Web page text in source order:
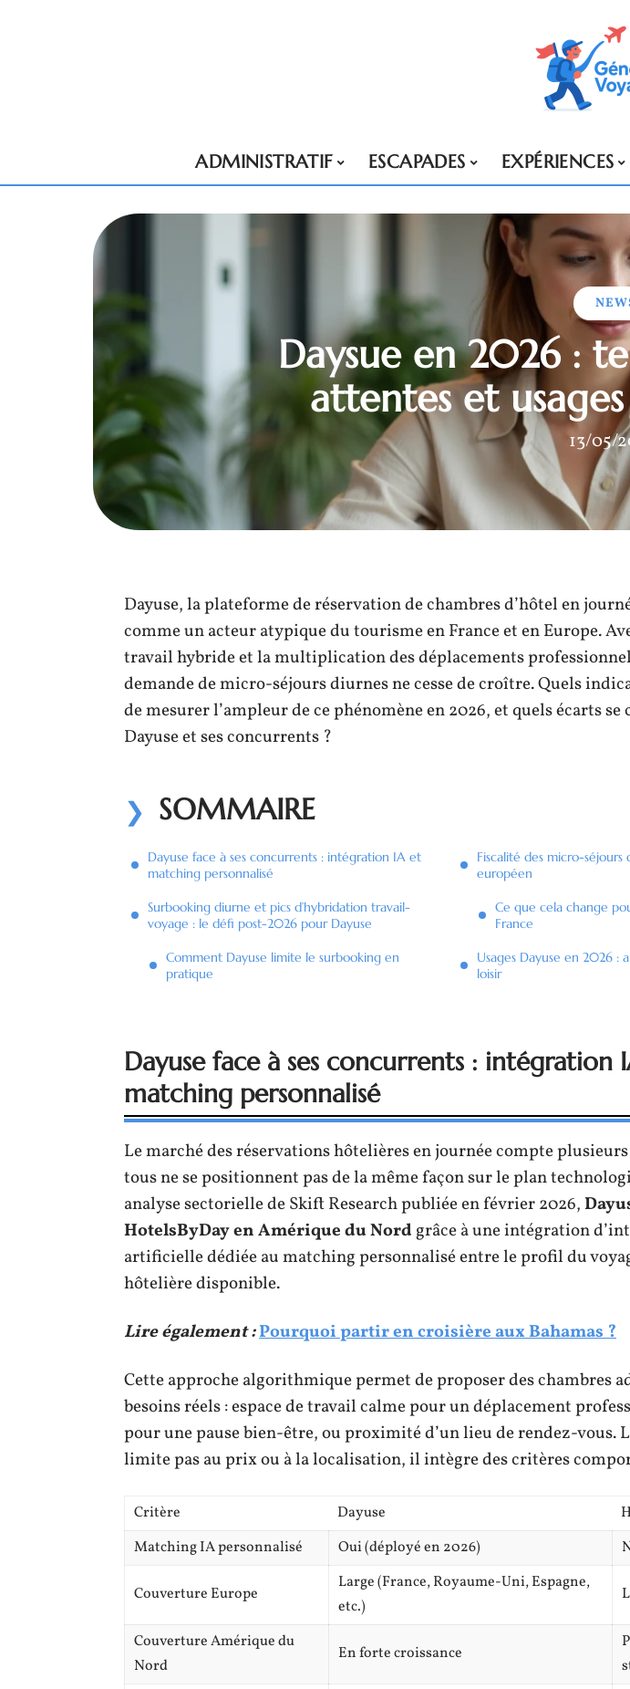
ADMINISTRATIF ESCAPADES EXPÉRIENCES
Daysue en 2026 :
attentes et
13/05/
Dayuse, la plateforme de réservation de chambres d’hôtel en
comme un acteur atypique du tourisme en France et en Europe.
travail hybride et la multiplication des déplacements
demande de micro-séjours diurnes ne cesse de croître. Quels
de mesurer l’ampleur de ce phénomène en 2026, et quels écarts
Dayuse et ses concurrents ?
SOMMAIRE
Dayuse face à ses concurrents : intégration IA et
matching personnalisé
Surbooking diurne et pics d’hybridation travail-
voyage : le défi post-2026 pour Dayuse
Comment Dayuse limite le surbooking en
pratique
Fiscalité des micro-séjours
européen
Ce que cela change
France
Usages Dayuse en 2026 :
loisir
Dayuse face à ses concurrents : intégration
matching personnalisé
Le marché des réservations hôtelières en journée compte
tous ne se positionnent pas de la même façon sur le plan
analyse sectorielle de Skift Research publiée en février 2026,
HotelsByDay en Amérique du Nord grâce à une intégration
artificielle dédiée au matching personnalisé entre le profil du
hôtelière disponible.
Lire également :Pourquoi partir en croisière aux Bahamas ?
Cette approche algorithmique permet de proposer des chambres
besoins réels : espace de travail calme pour un déplacement
pour une pause bien-être, ou proximité d’un lieu de rendez-vous.
limite pas au prix ou à la localisation, il intègre des critères
Critère Dayuse
Matching IA personnalisé
Oui (déployé en 2026)
Couverture Europe
Large (France, Royaume-Uni, Espagne,
etc.)
Couverture Amérique du
Nord
En forte croissance